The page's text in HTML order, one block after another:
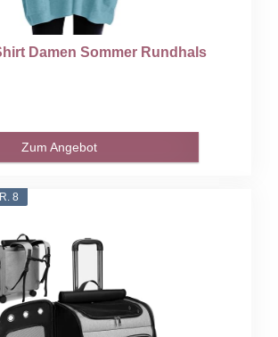
Damen Sommer Rundhals
Zum Angebot
8